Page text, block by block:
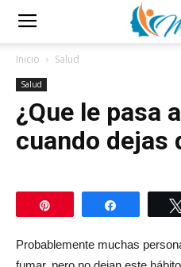
Inicio Salud
Salud
¿Que le pasa
cuando dejas
Compartir
Probablemente muchas